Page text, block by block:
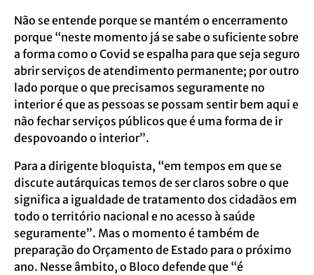
Não se entende porque se mantém o encerramento
porque “neste momento já se sabe o suficiente sobre
a forma como o Covid se espalha para que seja seguro
abrir serviços de atendimento permanente; por outro
lado porque o que precisamos seguramente no
interior é que as pessoas se possam sentir bem aqui e
não fechar serviços públicos que é uma forma de ir
despovoando o interior”.
Para a dirigente bloquista, “em tempos em que se
discute autárquicas temos de ser claros sobre o que
significa a igualdade de tratamento dos cidadãos em
todo o território nacional e no acesso à saúde
seguramente”. Mas o momento é também de
preparação do Orçamento de Estado para o próximo
ano. Nesse âmbito, o Bloco defende que “é